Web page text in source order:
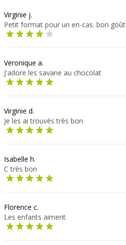
Virginie j.
Petit format pour un en-cas. bon goût
Veronique a.
J'adore les savane au chocolat
Virginie d.
Je les ai trouvés très bon
Isabelle h.
C très bon
Florence c.
Les enfants aiment